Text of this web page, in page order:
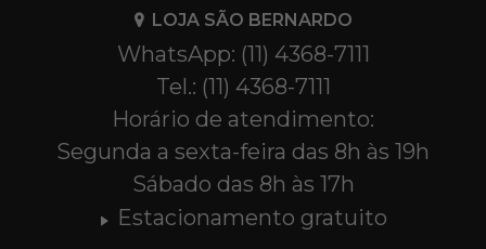
LOJA SÃO BERNARDO
WhatsApp: (11) 4368-7111
Tel.: (11) 4368-7111
Horário de atendimento:
Segunda a sexta-feira das 8h às 19h
Sábado das 8h às 17h
Estacionamento gratuito